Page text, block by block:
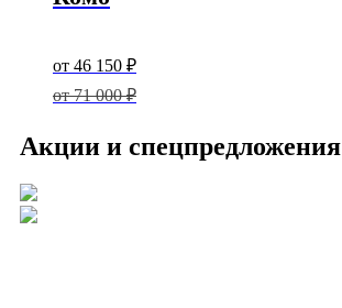
от71 000₽
price
was:
71
от 46 150 ₽Current
price
46
Акции и спецпредложения